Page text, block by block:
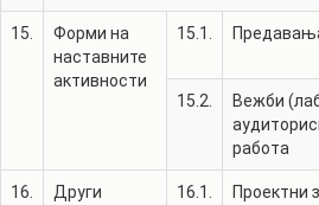
15.
Форми на
наставните
активности
15.1.
15.2.
Вежби
работа
16.
Други
16.1. Проектни